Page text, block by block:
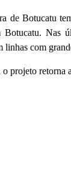
de Botucatu
Nas
com
projeto retorna